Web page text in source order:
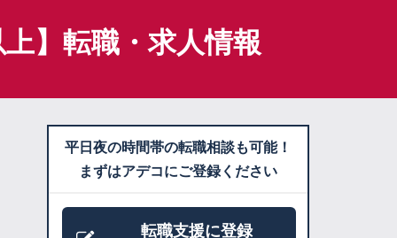
】転職・求人情報
平日夜の時間帯の転職相談も可能！
まずはアデコにご登録ください
転職支援に登録